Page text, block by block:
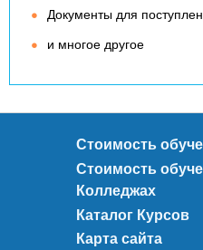
Документы для
и многое другое
Стоимость
Стоимость
Колледжах
Каталог Курсов
Карта сайта